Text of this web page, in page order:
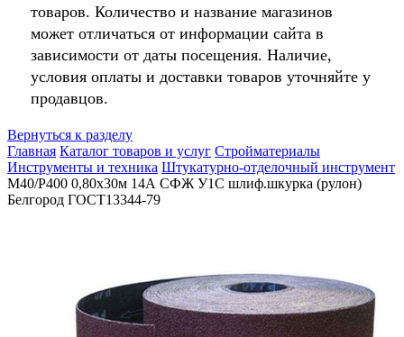
товаров. Количество и название магазинов
может отличаться от информации сайта в
зависимости от даты посещения. Наличие,
условия оплаты и доставки товаров уточняйте у
продавцов.
Вернуться к разделу
Главная Каталог товаров и услуг Стройматериалы
Инструменты и техника Штукатурно-отделочный инструмент
M40/P400 0,80х30м 14А СФЖ У1С шлиф.шкурка (рулон)
Белгород ГОСТ13344-79